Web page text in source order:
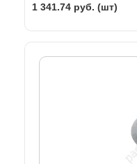
1 341.74 руб. (шт)